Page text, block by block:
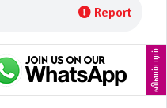
Report
விளம்பரம்